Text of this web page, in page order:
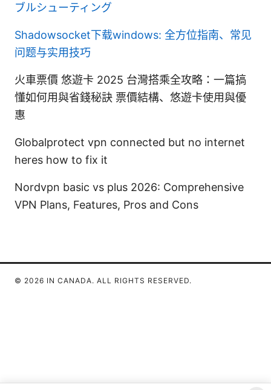
ブルシューティング
Shadowsocket下载windows: 全方位指南、常见
问题与实用技巧
火車票價 悠遊卡 2025 台灣搭乘全攻略：一篇搞
懂如何用與省錢秘訣 票價結構、悠遊卡使用與優
惠
Globalprotect vpn connected but no internet
heres how to fix it
Nordvpn basic vs plus 2026: Comprehensive
VPN Plans, Features, Pros and Cons
© 2026 IN CANADA. ALL RIGHTS RESERVED.